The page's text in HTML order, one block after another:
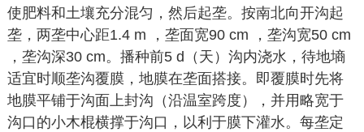
使肥料和土壤充分混匀，然后起垄。按南北向开沟起
垄，两垄中心距1.4 m ，垄面宽90 cm ，垄沟宽50 cm
，垄沟深30 cm。播种前5 d（天）沟内浇水，待地墒
适宜时顺垄沟覆膜，地膜在垄面搭接。即覆膜时先将
地膜平铺于沟面上封沟（沿温室跨度），并用略宽于
沟口的小木棍横撑于沟口，以利于膜下灌水。每垄定